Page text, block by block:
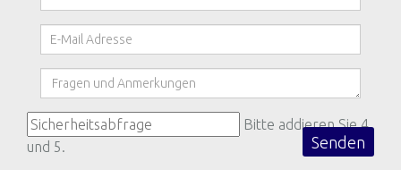
Bitte addieren Sie 4
und 5.